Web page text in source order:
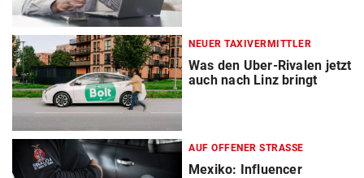
NEUER TAXIVERMITTLER
Was den Uber-Rivalen jetzt
auch nach Linz bringt
AUF OFFENER STRASSE
Mexiko: Influencer